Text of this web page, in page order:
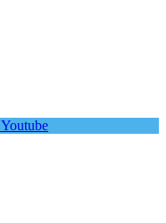
Youtube